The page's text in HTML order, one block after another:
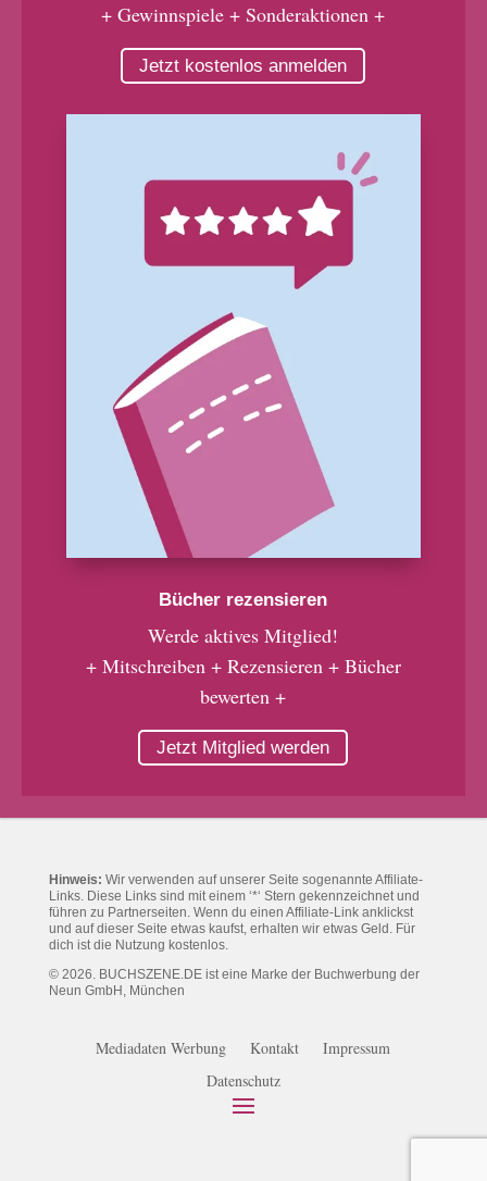
+ Gewinnspiele + Sonderaktionen +
Jetzt kostenlos anmelden
Bücher rezensieren
Werde aktives Mitglied!
+ Mitschreiben + Rezensieren + Bücher
bewerten +
Jetzt Mitglied werden
Hinweis: Wir verwenden auf unserer Seite sogenannte Affiliate-
Links. Diese Links sind mit einem ‘*‘ Stern gekennzeichnet und
führen zu Partnerseiten. Wenn du einen Affiliate-Link anklickst
und auf dieser Seite etwas kaufst, erhalten wir etwas Geld. Für
dich ist die Nutzung kostenlos.
© 2026. BUCHSZENE.DE ist eine Marke der Buchwerbung der
Neun GmbH, München
Mediadaten Werbung Kontakt
Impressum
Datenschutz